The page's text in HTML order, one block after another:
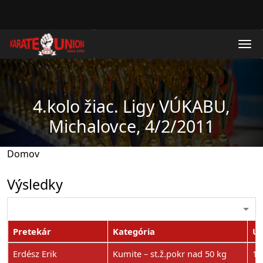
4.kolo žiac. Ligy VÚKABU,
Michalovce, 4/2/2011
Domov
Výsledky
Pretekár Kategória
Erdész Erik
Kumite – st.ž.pokr nad 50 kg